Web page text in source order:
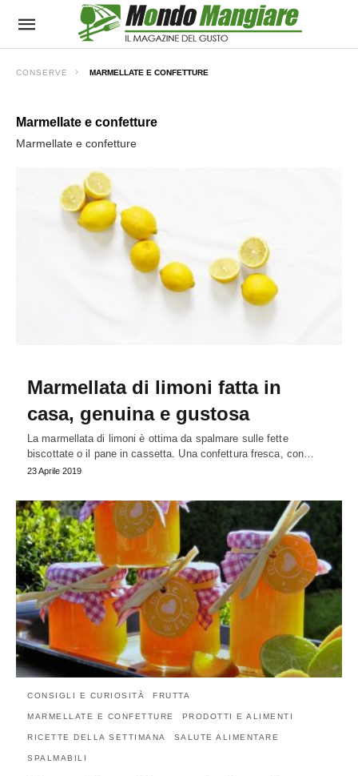
CONSERVE MARMELLATE E CONFETTURE
Marmellate e confetture
Marmellate e confetture
Marmellata di limoni fatta in
casa, genuina e gustosa
La marmellata di limoni è ottima da spalmare sulle fette
biscottate o il pane in cassetta. Una confettura fresca, con…
23 Aprile 2019
CONSIGLI E CURIOSITÀ FRUTTA
MARMELLATE E CONFETTURE PRODOTTI E ALIMENTI
RICETTE DELLA SETTIMANA SALUTE ALIMENTARE
SPALMABILI